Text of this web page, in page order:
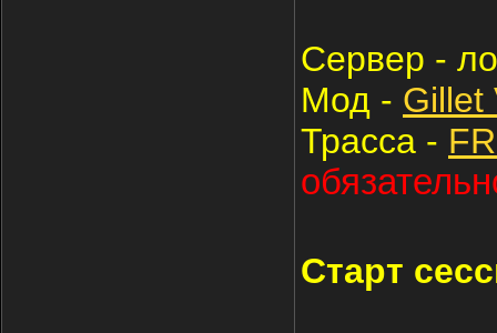
Cервер -
Мод - Gillet
Трасса -
Старт